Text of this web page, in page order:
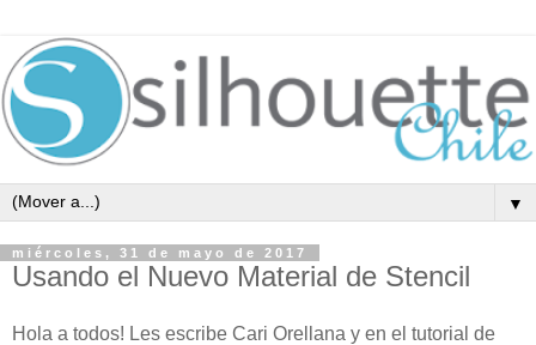
▼
miércoles, 31 de mayo de 2017
Usando el Nuevo Material de Stencil
Hola a todos! Les escribe Cari Orellana y en el tutorial de